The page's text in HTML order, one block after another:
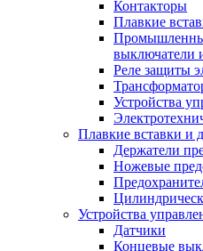
Контакторы
Плавкие
выключатели
Реле защиты
Устройства
Плавкие вставки и
Держатели
Ножевые
Устройства
Датчики
Концевые